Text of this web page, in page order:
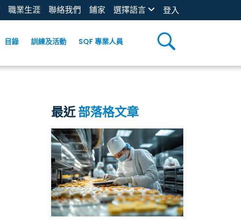
職業生涯 聯絡我們 鋪家 選擇語言 登入
目錄 訓練及活動 SQF 專業人員
最近部落格文章